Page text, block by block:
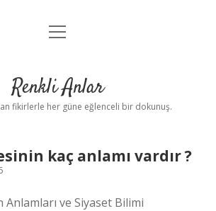
Anasayfa
Yasal Uyarı
menüyü
Renkli Anlar
fikirlerle her güne eğlenceli bir dokunuş.
kaç anlamı vardır ?
Anlamları ve Siyaset Bilimi